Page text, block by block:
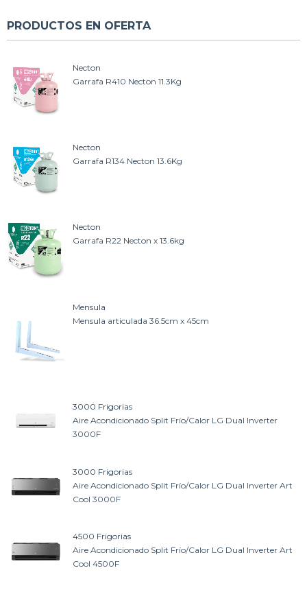
PRODUCTOS EN OFERTA
Necton
Garrafa R410 Necton 11.3Kg
Necton
Garrafa R134 Necton 13.6Kg
Necton
Garrafa R22 Necton x 13.6kg
Mensula
Mensula articulada 36.5cm x 45cm
3000 Frigorias
Aire Acondicionado Split Frío/Calor LG Dual Inverter
3000F
3000 Frigorias
Aire Acondicionado Split Frío/Calor LG Dual Inverter Art
Cool 3000F
4500 Frigorias
Aire Acondicionado Split Frío/Calor LG Dual Inverter Art
Cool 4500F